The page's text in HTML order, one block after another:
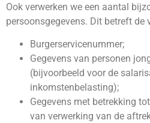
Ook verwerken we een aantal
persoonsgegevens. Dit betreft de
Burgerservicenummer;
Gegevens van personen
(bijvoorbeeld voor de
inkomstenbelasting);
Gegevens met betrekking
van verwerking van de